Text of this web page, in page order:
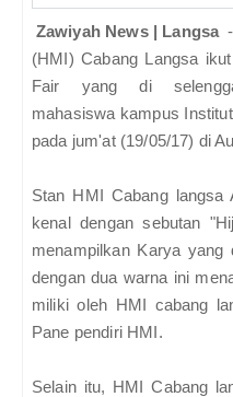
Zawiyah News | Langsa
(HMI) Cabang Langsa
Fair yang di
mahasiswa kampus
pada jum'at (19/05/17) di
Stan HMI Cabang
kenal dengan sebutan
menampilkan Karya
dengan dua warna ini
miliki oleh HMI cabang
Pane pendiri HMI.
Selain itu, HMI Cabang